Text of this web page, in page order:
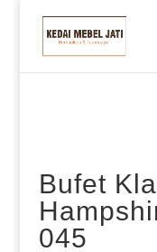
Bufet
045